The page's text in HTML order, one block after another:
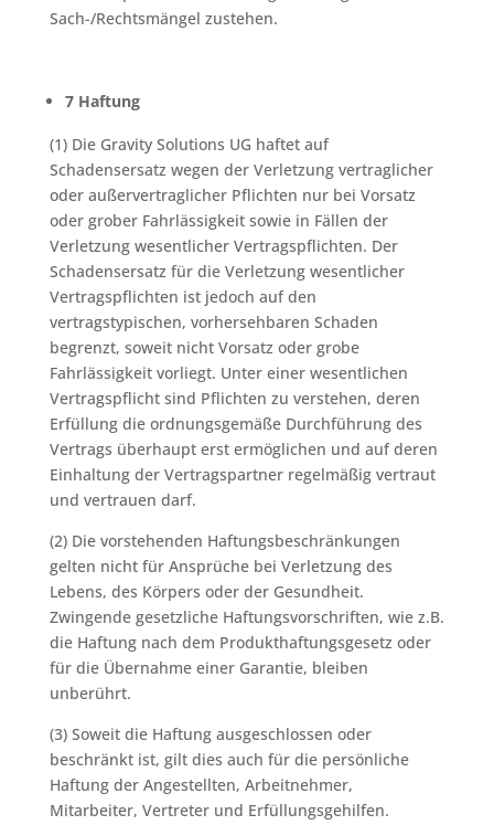
Sach-/Rechtsmängel zustehen.
7 Haftung
(1) Die Gravity Solutions UG haftet auf
Schadensersatz wegen der Verletzung vertraglicher
oder außervertraglicher Pflichten nur bei Vorsatz
oder grober Fahrlässigkeit sowie in Fällen der
Verletzung wesentlicher Vertragspflichten. Der
Schadensersatz für die Verletzung wesentlicher
Vertragspflichten ist jedoch auf den
vertragstypischen, vorhersehbaren Schaden
begrenzt, soweit nicht Vorsatz oder grobe
Fahrlässigkeit vorliegt. Unter einer wesentlichen
Vertragspflicht sind Pflichten zu verstehen, deren
Erfüllung die ordnungsgemäße Durchführung des
Vertrags überhaupt erst ermöglichen und auf deren
Einhaltung der Vertragspartner regelmäßig vertraut
und vertrauen darf.
(2) Die vorstehenden Haftungsbeschränkungen
gelten nicht für Ansprüche bei Verletzung des
Lebens, des Körpers oder der Gesundheit.
Zwingende gesetzliche Haftungsvorschriften, wie z.B.
die Haftung nach dem Produkthaftungsgesetz oder
für die Übernahme einer Garantie, bleiben
unberührt.
(3) Soweit die Haftung ausgeschlossen oder
beschränkt ist, gilt dies auch für die persönliche
Haftung der Angestellten, Arbeitnehmer,
Mitarbeiter, Vertreter und Erfüllungsgehilfen.